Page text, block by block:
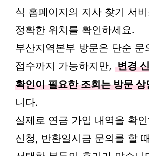
식 홈페이지의 지사 찾기 서
정확한 위치를 확인하세요.
부산지역본부 방문은 단순 문
접수까지 가능하지만, 변경
확인이 필요한 조회는 방문
니다.
실제로 연금 가입 내역을 확
신청, 반환일시금 문의를 할